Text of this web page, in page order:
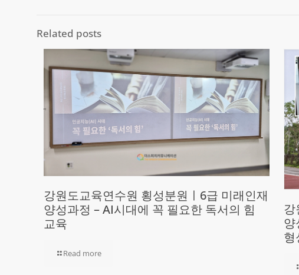
Related posts
강원도교육연수원 횡성분원ㅣ6급 미래인재
양성과정 – AI시대에 꼭 필요한 독서의 힘
교육
Read more
강
양
형